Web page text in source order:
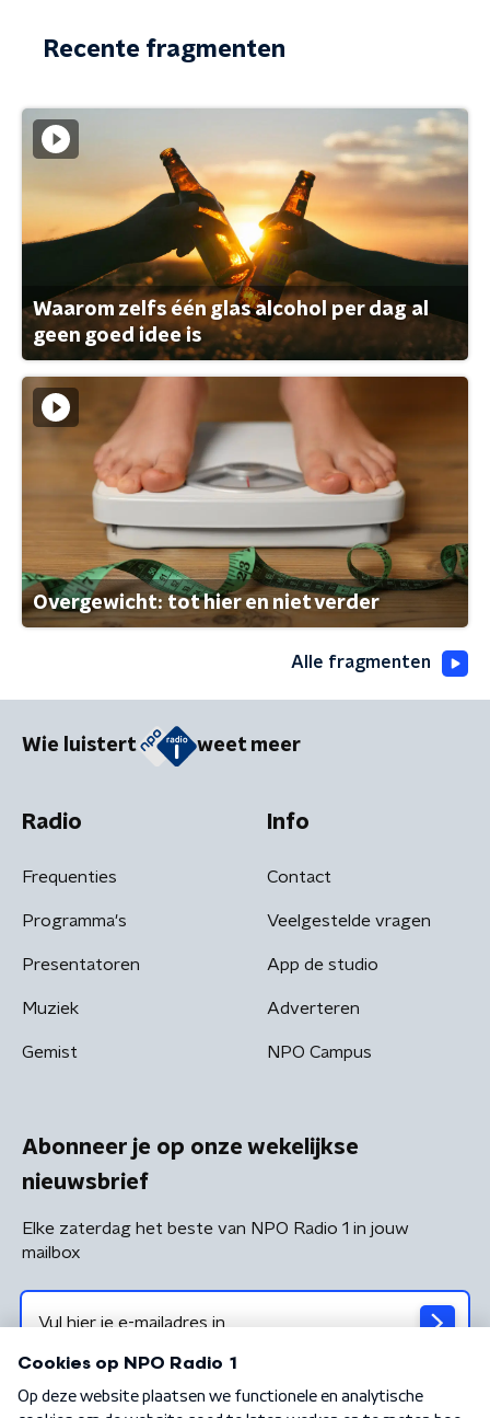
Recente fragmenten
Waarom zelfs één glas alcohol per dag al
geen goed idee is
Overgewicht: tot hier en niet verder
Alle fragmenten
Wie luistert weet meer
Radio
Frequenties
Programma's
Presentatoren
Muziek
Gemist
Info
Contact
Veelgestelde vragen
App de studio
Adverteren
NPO Campus
Abonneer je op onze wekelijkse
nieuwsbrief
Elke zaterdag het beste van NPO Radio 1 in jouw
mailbox